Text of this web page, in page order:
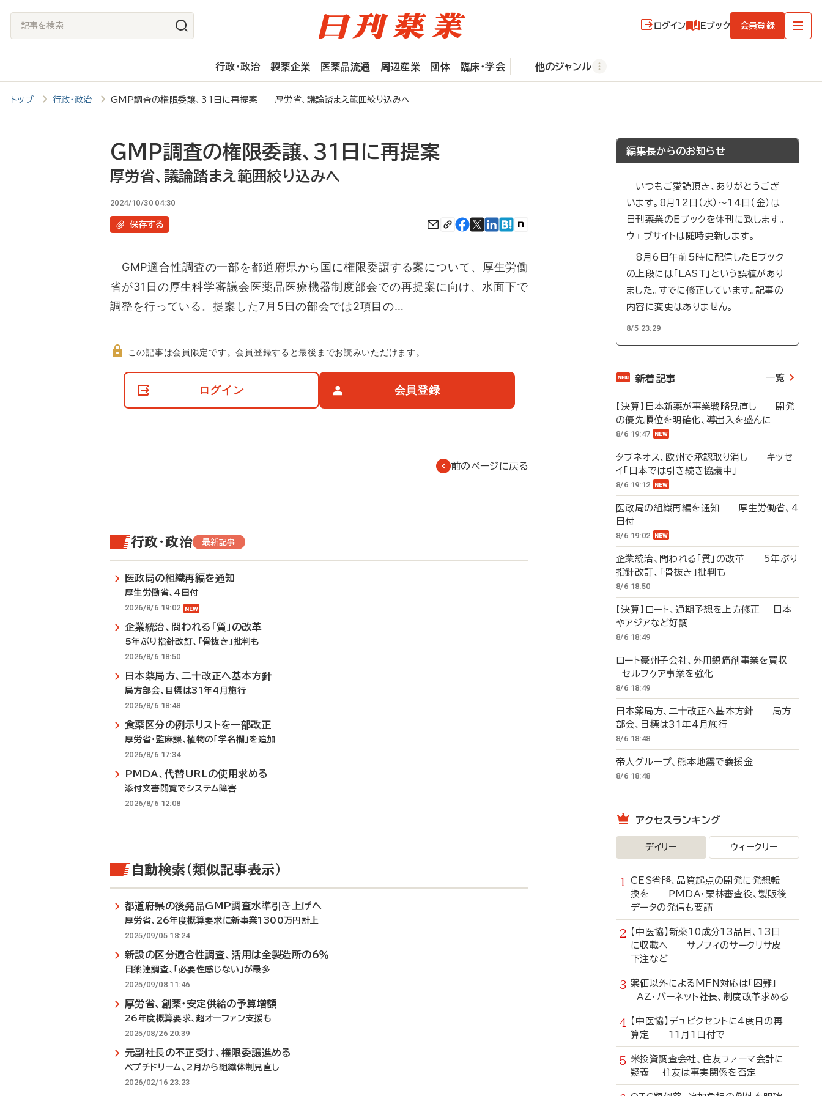
記
事
検
索
ログイン Eブック 会員登録
行政・政治 製薬企業 医薬品流通 周辺産業 団体 臨床・学会 他のジャンル
トップ 行政・政治 GMP調査の権限委譲、31日に再提案 厚労省、議論踏まえ範囲絞り込みへ
GMP調査の権限委譲、31日に再提案
厚労省、議論踏まえ範囲絞り込みへ
2024/10/30 04:30
保存する
GMP適合性調査の一部を都道府県から国に権限委譲する案について、厚生労働
省が31日の厚生科学審議会医薬品医療機器制度部会での再提案に向け、水面下で
調整を行っている。提案した7月5日の部会では2項目の…
て
この記事は会員限定です。会員登録すると最後までお読みいただけます。
ログイン 会員登録
前のページに戻る
行政・政治 最新記事
医政局の組織再編を通知
厚生労働省、4日付
2026/8/6 19:02
企業統治、問われる「質」の改革
5年ぶり指針改訂、「骨抜き」批判も
2026/8/6 18:50
日本薬局方、二十改正へ基本方針
局方部会、目標は31年4月施行
2026/8/6 18:48
食薬区分の例示リストを一部改正
厚労省・監麻課、植物の「学名欄」を追加
2026/8/6 17:34
PMDA、代替URLの使用求める
添付文書閲覧でシステム障害
2026/8/6 12:08
自動検索（類似記事表示）
都道府県の後発品GMP調査水準引き上げへ
厚労省、26年度概算要求に新事業1300万円計上
2025/09/05 18:24
新設の区分適合性調査、活用は全製造所の6％
日薬連調査、「必要性感じない」が最多
2025/09/08 11:46
厚労省、創薬・安定供給の予算増額
26年度概算要求、超オーファン支援も
2025/08/26 20:39
元副社長の不正受け、権限委譲進める
ペプチドリーム、2月から組織体制見直し
2026/02/16 23:23
編集長からのお知らせ
いつもご愛読頂き、ありがとうござ
います。8月12日（水）～14日（金）は
日刊薬業のEブックを休刊に致します。
ウェブサイトは随時更新します。
8月6日午前5時に配信したEブック
の上段には「LAST」という誤植があり
ました。すでに修正しています。記事の
内容に変更はありません。
8/5 23:29
新着記事 一覧
【決算】日本新薬が事業戦略見直し 開発
の優先順位を明確化、導出入を盛んに
8/6 19:47
タブネオス、欧州で承認取り消し キッセ
イ「日本では引き続き協議中」
8/6 19:12
医政局の組織再編を通知 厚生労働省、4
日付
8/6 19:02
企業統治、問われる「質」の改革 5年ぶり
指針改訂、「骨抜き」批判も
8/6 18:50
【決算】ロート、通期予想を上方修正 日本
やアジアなど好調
8/6 18:49
ロート豪州子会社、外用鎮痛剤事業を買収
セルフケア事業を強化
8/6 18:49
日本薬局方、二十改正へ基本方針 局方
部会、目標は31年4月施行
8/6 18:48
帝人グループ、熊本地震で義援金
8/6 18:48
アクセスランキング
デイリー ウィークリー
CES省略、品質起点の開発に発想転
換を PMDA・栗林審査役、製販後
データの発信も要請
【中医協】新薬10成分13品目、13日
に収載へ サノフィのサークリサ皮
下注など
薬価以外によるMFN対応は「困難」
AZ・バーネット社長、制度改革求める
【中医協】デュピクセントに4度目の再
算定 11月1日付で
米投資調査会社、住友ファーマ会計に
疑義 住友は事実関係を否定